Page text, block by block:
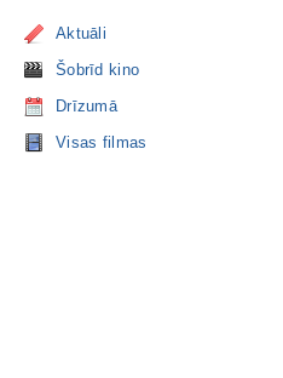
Aktuāli
Šobrīd kino
Drīzumā
Visas filmas